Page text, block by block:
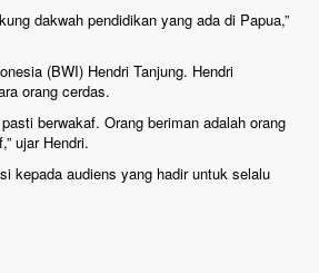
dakwah pendidikan yang ada di Papua,”
(BWI) Hendri Tanjung. Hendri
orang cerdas.
berwakaf. Orang beriman adalah orang
ujar Hendri.
kepada audiens yang hadir untuk selalu